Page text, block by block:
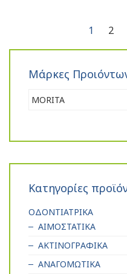
1 2
Μάρκες
Κατηγορίες
ΟΔΟΝΤΙΑΤΡΙΚΑ
ΑΙΜΟΣΤΑΤΙΚΑ
ΑΚΤΙΝΟΓΡΑΦΙΚΑ
ΑΝΑΓΟΜΩΤΙΚΑ